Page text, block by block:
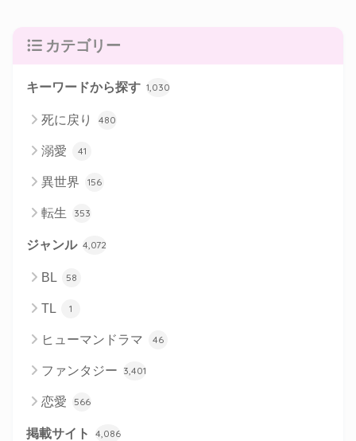
カテゴリー
キーワードから探す 1,030
死に戻り 480
溺愛 41
異世界 156
転生 353
ジャンル 4,072
BL 58
TL 1
ヒューマンドラマ 46
ファンタジー 3,401
恋愛 566
掲載サイト 4,086